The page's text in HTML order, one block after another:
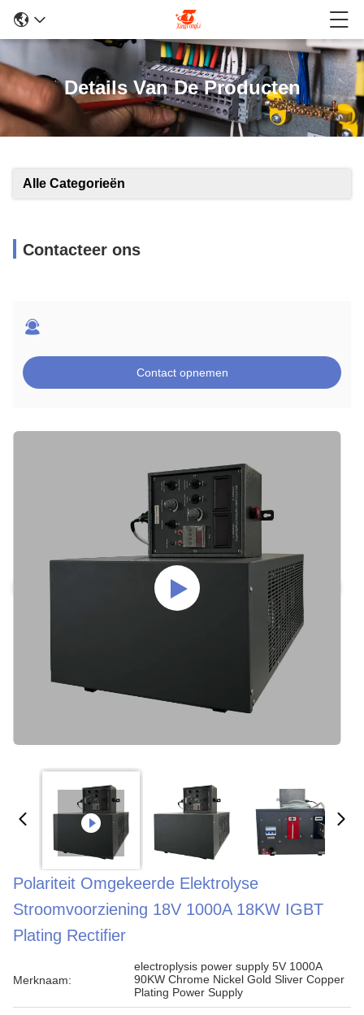
Details Van De Producten
Alle Categorieën
Contacteer ons
Contact opnemen
Polariteit Omgekeerde Elektrolyse
Stroomvoorziening 18V 1000A 18KW IGBT
Plating Rectifier
Merknaam:
electroplysis power supply 5V 1000A
90KW Chrome Nickel Gold Sliver Copper
Plating Power Supply